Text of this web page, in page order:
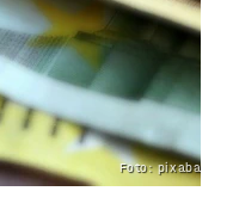
Foto: pixabay.com